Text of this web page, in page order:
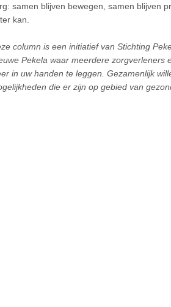
samen blijven bewegen, samen blijven
kan.
column is een initiatief van Stichting
Pekela waar meerdere zorgverleners
in uw handen te leggen. Gezamenlijk
die er zijn op gebied van